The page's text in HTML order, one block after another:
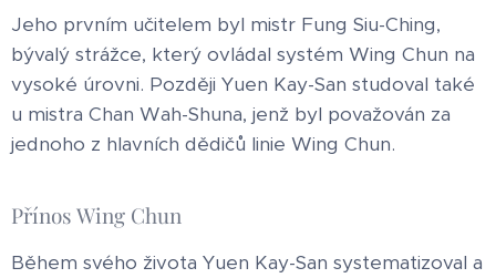
Jeho prvním učitelem byl mistr Fung Siu-Ching,
bývalý strážce, který ovládal systém Wing Chun na
vysoké úrovni. Později Yuen Kay-San studoval také
u mistra Chan Wah-Shuna, jenž byl považován za
jednoho z hlavních dědičů linie Wing Chun.
Přínos Wing Chun
Během svého života Yuen Kay-San systematizoval a